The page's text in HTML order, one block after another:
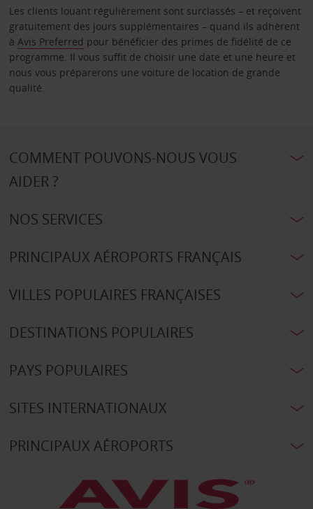
Les clients louant régulièrement sont surclassés – et reçoivent
gratuitement des jours supplémentaires – quand ils adhèrent
à Avis Preferred pour bénéficier des primes de fidélité de ce
programme. Il vous suffit de choisir une date et une heure et
nous vous préparerons une voiture de location de grande
qualité.
COMMENT POUVONS-NOUS VOUS
AIDER ?
NOS SERVICES
PRINCIPAUX AÉROPORTS FRANÇAIS
VILLES POPULAIRES FRANÇAISES
DESTINATIONS POPULAIRES
PAYS POPULAIRES
SITES INTERNATIONAUX
PRINCIPAUX AÉROPORTS